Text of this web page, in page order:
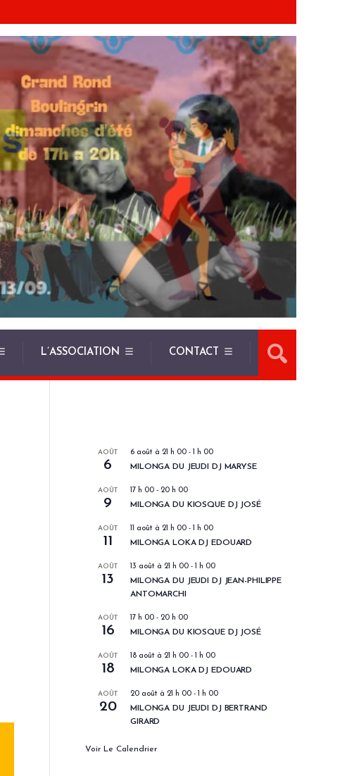
L’ASSOCIATION CONTACT
AOÛT
6
6 août à 21 h 00 - 1 h 00
MILONGA DU JEUDI DJ MARYSE
AOÛT
9
17 h 00 - 20 h 00
MILONGA DU KIOSQUE DJ JOSÉ
AOÛT
11
11 août à 21 h 00 - 1 h 00
MILONGA LOKA DJ EDOUARD
AOÛT
13
13 août à 21 h 00 - 1 h 00
MILONGA DU JEUDI DJ JEAN-PHILIPPE
ANTOMARCHI
AOÛT
16
17 h 00 - 20 h 00
MILONGA DU KIOSQUE DJ JOSÉ
AOÛT
18
18 août à 21 h 00 - 1 h 00
MILONGA LOKA DJ EDOUARD
AOÛT
20
20 août à 21 h 00 - 1 h 00
MILONGA DU JEUDI DJ BERTRAND
GIRARD
Voir Le Calendrier